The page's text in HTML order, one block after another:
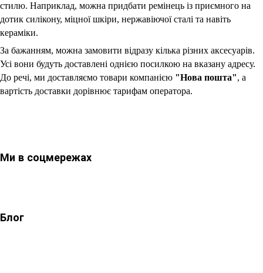
стилю. Наприклад, можна придбати ремінець із приємного на
дотик силікону, міцної шкіри, нержавіючої сталі та навіть
кераміки.
За бажанням, можна замовити відразу кілька різних аксесуарів.
Усі вони будуть доставлені однією посилкою на вказану адресу.
До речі, ми доставляємо товари компанією "Нова пошта", а
вартість доставки дорівнює тарифам оператора.
Ми в соцмережах
Блог